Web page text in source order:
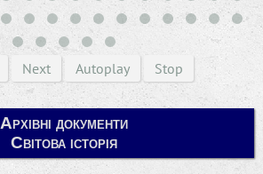
Next Autoplay Stop
Архівні документи
Світова історія